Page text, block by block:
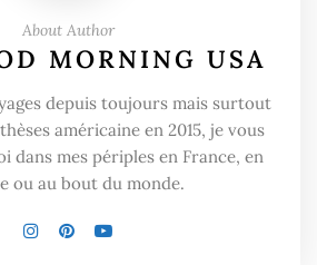
About Author
MORNING USA
depuis toujours mais surtout
américaine en 2015, je vous
dans mes périples en France, en
ou au bout du monde.